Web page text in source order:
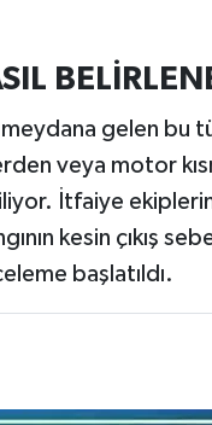
gelen bu
veya motor
İtfaiye
kesin çıkış
başlatıldı.